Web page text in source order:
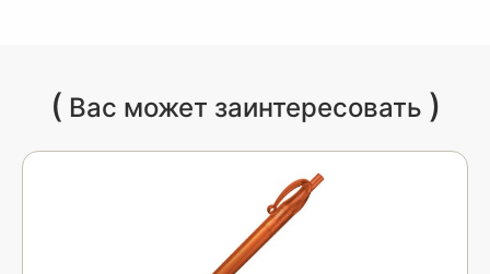
( Вас может заинтересовать )